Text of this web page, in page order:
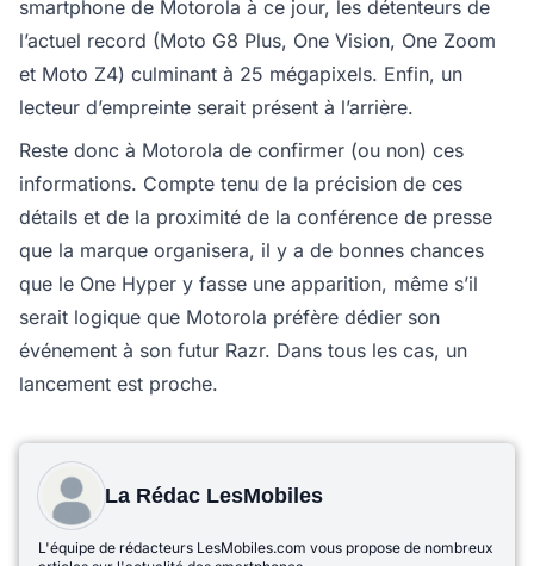
smartphone de Motorola à ce jour, les détenteurs de
l’actuel record (Moto G8 Plus, One Vision, One Zoom
et Moto Z4) culminant à 25 mégapixels. Enfin, un
lecteur d’empreinte serait présent à l’arrière.
Reste donc à Motorola de confirmer (ou non) ces
informations. Compte tenu de la précision de ces
détails et de la proximité de la conférence de presse
que la marque organisera, il y a de bonnes chances
que le One Hyper y fasse une apparition, même s’il
serait logique que Motorola préfère dédier son
événement à son futur Razr. Dans tous les cas, un
lancement est proche.
La Rédac LesMobiles
L'équipe de rédacteurs LesMobiles.com vous propose de nombreux